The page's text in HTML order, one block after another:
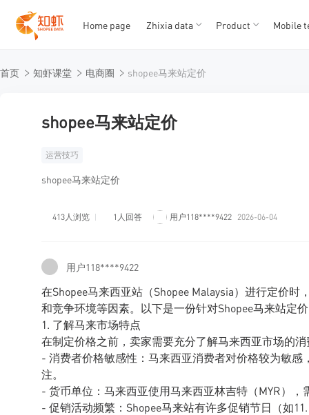
12345
Home page Zhixia data Product Mobile
首页 知虾课堂 电商圈 shopee马来站定价
shopee马来站定价
运营技巧
shopee马来站定价
413人浏览 1人回答 用户118****9422 2026-06-04
用户118****9422
在Shopee马来西亚站（Shopee Malaysia）进行定价
和竞争环境等因素。以下是一份针对Shopee马来站定
1. 了解马来市场特点
在制定价格之前，卖家需要充分了解马来西亚市场的
- 消费者价格敏感性：马来西亚消费者对价格较为敏
注。
- 货币单位：马来西亚使用马来西亚林吉特（MYR）
- 促销活动频繁：Shopee马来站有许多促销节日（如